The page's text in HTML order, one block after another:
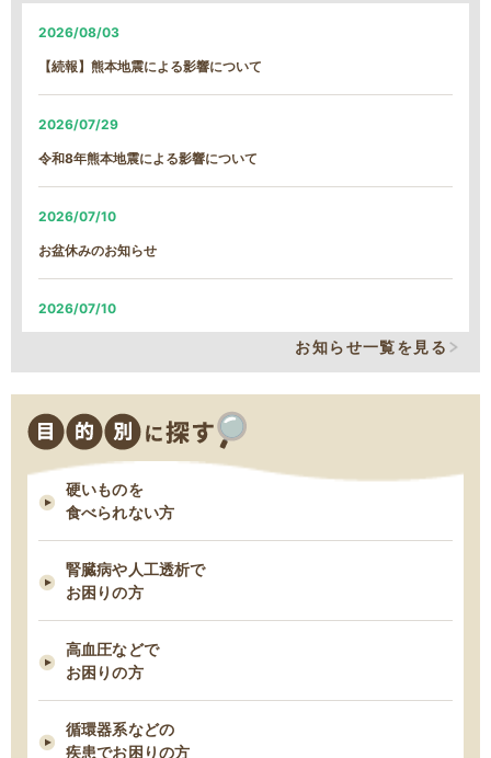
2026/08/03
【続報】熊本地震による影響について
2026/07/29
令和8年熊本地震による影響について
2026/07/10
お盆休みのお知らせ
2026/07/10
システム改修による、臨時の営業時間短縮について
システム改修による、臨時の営業時間短縮について
2026/01/22
【続報】雪による遅延のご案内
2026/01/21
雪による遅延のご案内
2026/01/13
お知らせ一覧を見る
硬いものを
食べられない方
腎臓病や人工透析で
お困りの方
高血圧などで
お困りの方
循環器系などの
疾患でお困りの方